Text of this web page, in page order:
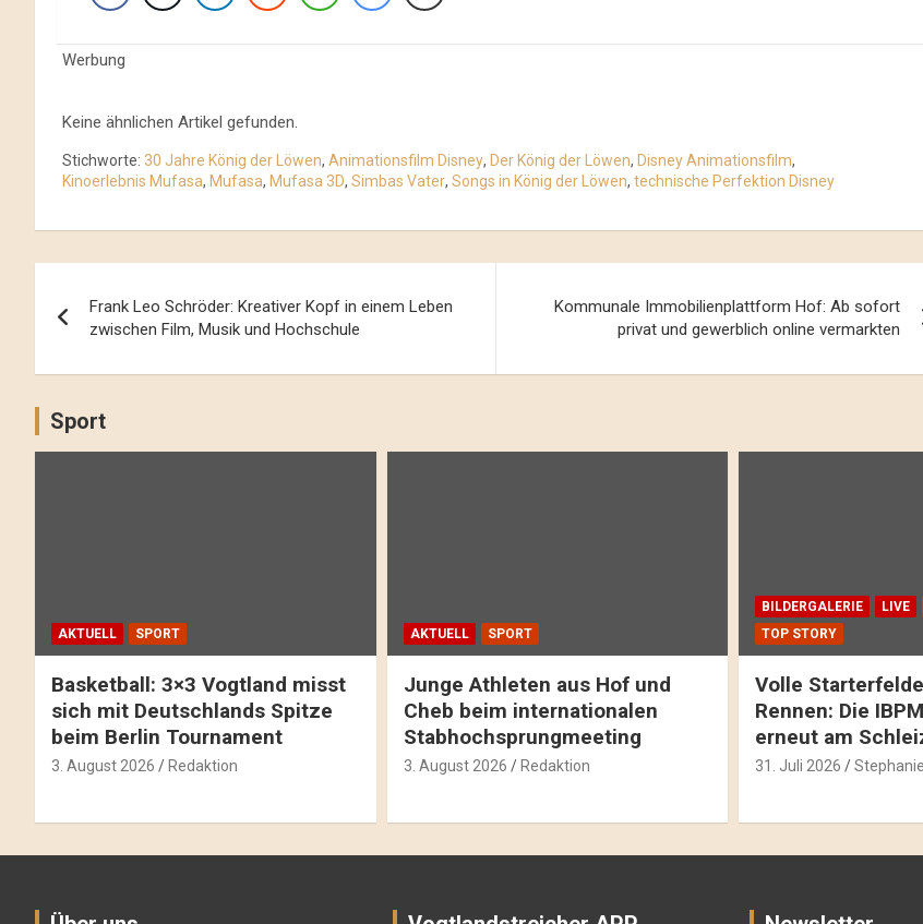
Werbung
Keine ähnlichen Artikel gefunden.
Stichworte: 30 Jahre König der Löwen, Animationsfilm Disney, Der König der Löwen, Disney Animationsfilm,
Kinoerlebnis Mufasa, Mufasa, Mufasa 3D, Simbas Vater, Songs in König der Löwen, technische Perfektion Disney
Navigation
Frank Leo Schröder: Kreativer Kopf in einem Leben
zwischen Film, Musik und Hochschule
Kommunale Immobilienplattform Hof: Ab sofort
privat und gewerblich online vermarkten
Sport
AKTUELL SPORT
Basketball: 3×3 Vogtland misst
sich mit Deutschlands Spitze
beim Berlin Tournament
3. August 2026 Redaktion
AKTUELL SPORT
Junge Athleten aus Hof und
Cheb beim internationalen
Stabhochsprungmeeting
3. August 2026 Redaktion
BILDERGALERIE LIVE
TOP STORY
Volle
Rennen: Die
erneut am
31. Juli 2026